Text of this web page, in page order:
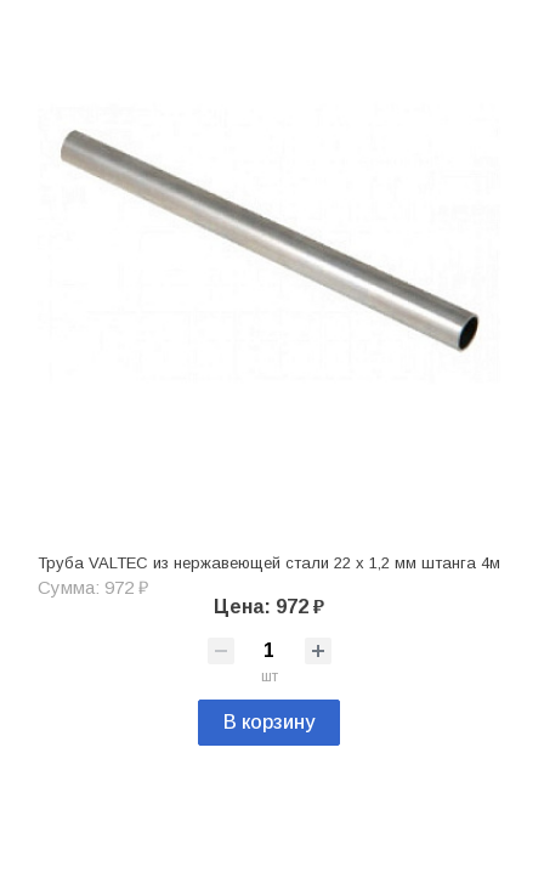
Труба VALTEC из нержавеющей стали 22 х 1,2 мм штанга 4м
Сумма: 972 ₽
Цена: 972 ₽
шт
В корзину